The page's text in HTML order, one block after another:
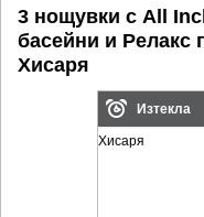
3 нощувки с All
басейни и Релакс
Хисаря
Изтекла